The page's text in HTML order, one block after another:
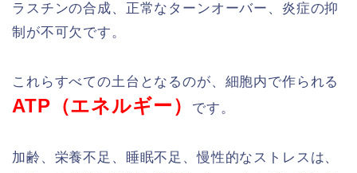
ラスチンの合成、正常なターンオーバー、炎症の抑
制が不可欠です。
これらすべての土台となるのが、細胞内で作られる
ATP（エネルギー） です。
加齢、栄養不足、睡眠不足、慢性的なストレスは、